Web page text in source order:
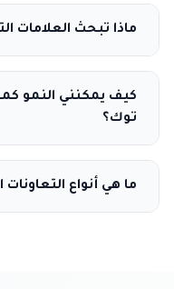
ماذا تبحث العلامات
كيف يمكنني النمو
توك؟
ما هي أنواع